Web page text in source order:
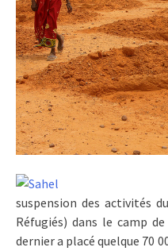
suspension des activités
Réfugiés) dans le camp
dernier a placé quelque 70